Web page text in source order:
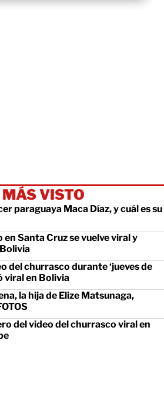
MÁS VISTO
paraguaya Maca Díaz, y cuál es su
Santa Cruz se vuelve viral y
del churrasco durante ‘jueves de
viral en Bolivia
la hija de Elize Matsunaga,
del video del churrasco viral en